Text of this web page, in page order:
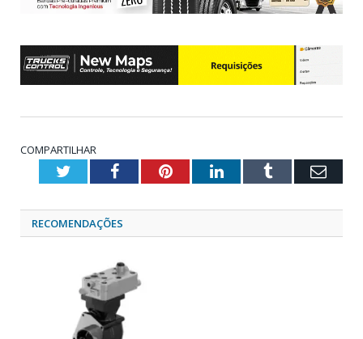
COMPARTILHAR
TwitterFacebookPinterestLinkedInTumblr
RECOMENDAÇÕES